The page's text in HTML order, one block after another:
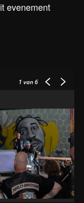
evenement
1 van 6